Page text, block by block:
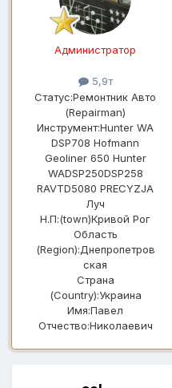
Администратор
5,9т
Статус:Ремонтник Авто
(Repairman)
Инструмент:Hunter WA
DSP708 Hofmann
Geoliner 650 Hunter
WADSP250DSP258
RAVTD5080 PRECYZJA
Луч
Н.П:(town)Кривой Рог
Область
(Region):Днепропетров
ская
Страна
(Country):Украина
Имя:Павел
Отчество:Николаевич